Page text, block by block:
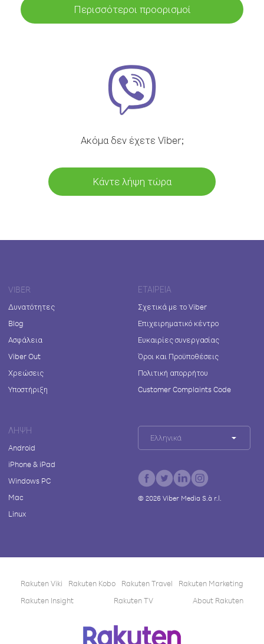
Περισσότεροι προορισμοί
Ακόμα δεν έχετε Viber;
Κάντε λήψη τώρα
VIBER
Δυνατότητες
Blog
Ασφάλεια
Viber Out
Χρεώσεις
Υποστήριξη
ΕΤΑΙΡΕΊΑ
Σχετικά με το Viber
Επιχειρηματικό κέντρο
Ευκαιρίες συνεργασίας
Όροι και Προϋποθέσεις
Πολιτική απορρήτου
Customer Complaints Code
ΛΉΨΗ
Android
iPhone & iPad
Windows PC
Mac
Linux
Ελληνικά
© 2026Viber Media S.à r.l.
Rakuten Viki Rakuten Kobo Rakuten Travel
Rakuten Marketing
Rakuten Insight
Rakuten TV About Rakuten